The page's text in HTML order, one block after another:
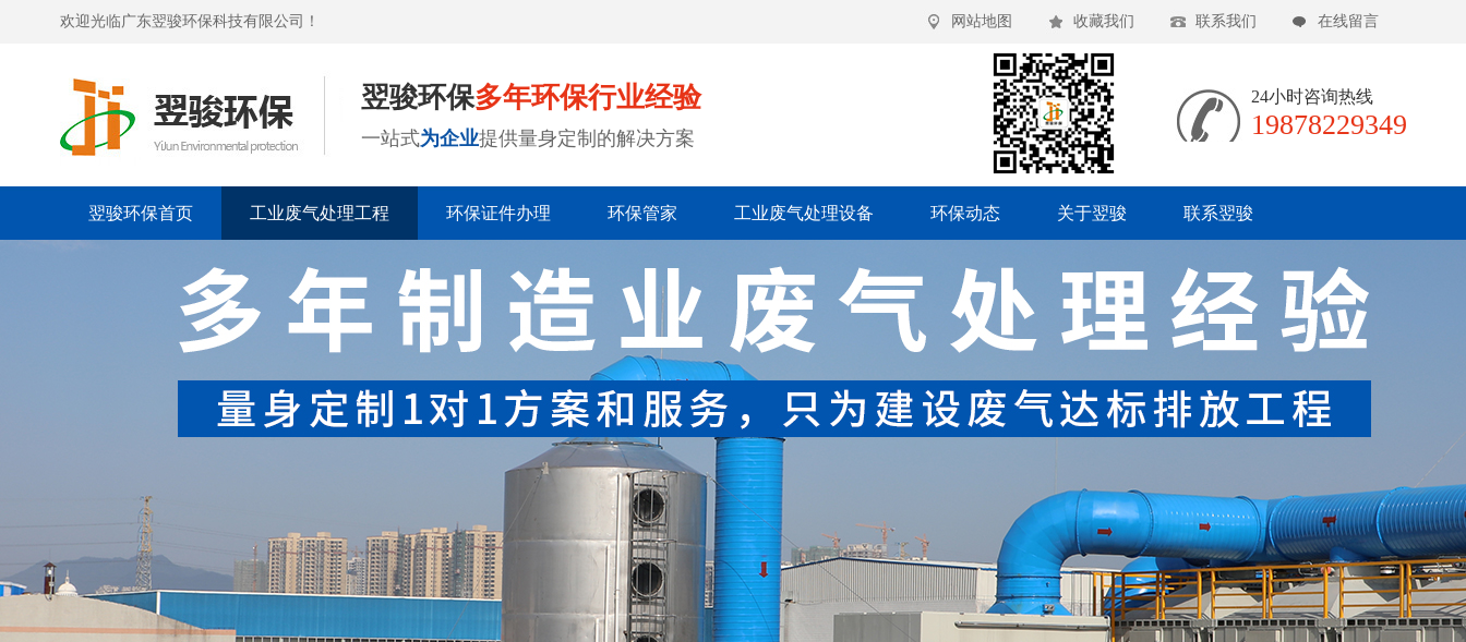
网站地图 收藏我们 联系我们 在线留言
欢迎光临广东翌骏环保科技有限公司！
翌骏环保多年环保行业经验
一站式为企业提供量身定制的解决方案
24小时咨询热线
19878229349
翌骏环保首页 工业废气处理工程 环保证件办理 环保管家 工业废气处理设备 环保动态 关于翌骏 联系翌骏